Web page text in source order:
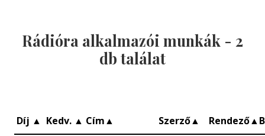
Rádióra alkalmazói munkák - 2
db találat
Díj ▲ Kedv. ▲ Cím▲ Szerző▲ Rendező▲